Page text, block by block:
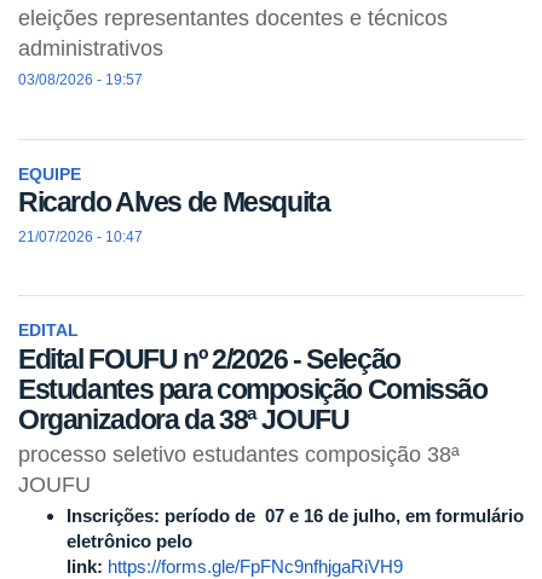
eleições representantes docentes e técnicos
administrativos
03/08/2026 - 19:57
EQUIPE
Ricardo Alves de Mesquita
21/07/2026 - 10:47
EDITAL
Edital FOUFU nº 2/2026 - Seleção
Estudantes para composição Comissão
Organizadora da 38ª JOUFU
processo seletivo estudantes composição 38ª
JOUFU
Inscrições: período de 07 e 16 de julho, em formulário
eletrônico pelo
link: https://forms.gle/FpFNc9nfhjgaRiVH9